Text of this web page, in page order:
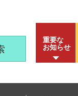
重要な
お知らせ